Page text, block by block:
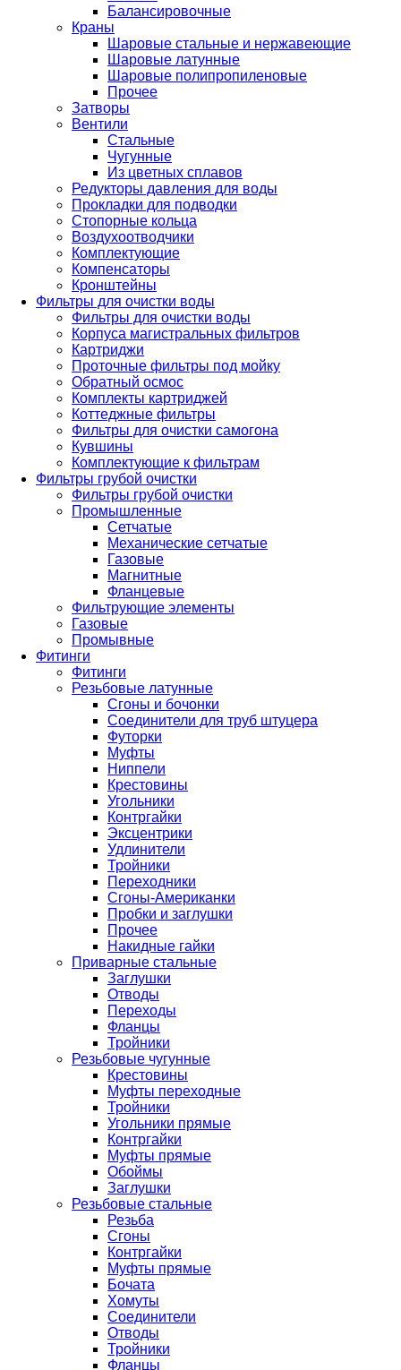
Балансировочные
Краны
Шаровые стальные и нержавеющие
Шаровые латунные
Шаровые полипропиленовые
Прочее
Затворы
Вентили
Стальные
Чугунные
Из цветных сплавов
Редукторы давления для воды
Прокладки для подводки
Стопорные кольца
Воздухоотводчики
Комплектующие
Компенсаторы
Кронштейны
Фильтры для очистки воды
Фильтры для очистки воды
Корпуса магистральных фильтров
Картриджи
Проточные фильтры под мойку
Обратный осмос
Комплекты картриджей
Коттеджные фильтры
Фильтры для очистки самогона
Кувшины
Комплектующие к фильтрам
Фильтры грубой очистки
Фильтры грубой очистки
Промышленные
Сетчатые
Механические сетчатые
Газовые
Магнитные
Фланцевые
Фильтрующие элементы
Газовые
Промывные
Фитинги
Фитинги
Резьбовые латунные
Сгоны и бочонки
Соединители для труб штуцера
Футорки
Муфты
Ниппели
Крестовины
Угольники
Контргайки
Эксцентрики
Удлинители
Тройники
Переходники
Сгоны-Американки
Пробки и заглушки
Прочее
Накидные гайки
Приварные стальные
Заглушки
Отводы
Переходы
Фланцы
Тройники
Резьбовые чугунные
Крестовины
Муфты переходные
Тройники
Угольники прямые
Контргайки
Муфты прямые
Обоймы
Заглушки
Резьбовые стальные
Резьба
Сгоны
Контргайки
Муфты прямые
Бочата
Хомуты
Соединители
Отводы
Тройники
Фланцы